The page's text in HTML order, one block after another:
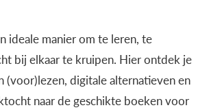
ideale manier om te leren, te
bij elkaar te kruipen. Hier ontdek je
(voor)lezen, digitale alternatieven en
naar de geschikte boeken voor